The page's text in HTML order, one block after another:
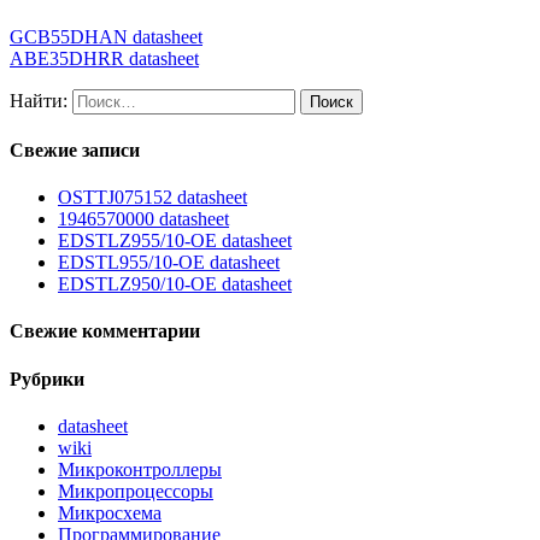
GCB55DHAN datasheet
ABE35DHRR datasheet
Найти:
Свежие записи
OSTTJ075152 datasheet
1946570000 datasheet
EDSTLZ955/10-OE datasheet
EDSTL955/10-OE datasheet
EDSTLZ950/10-OE datasheet
Свежие комментарии
Рубрики
datasheet
wiki
Микроконтроллеры
Микропроцессоры
Микросхема
Программирование